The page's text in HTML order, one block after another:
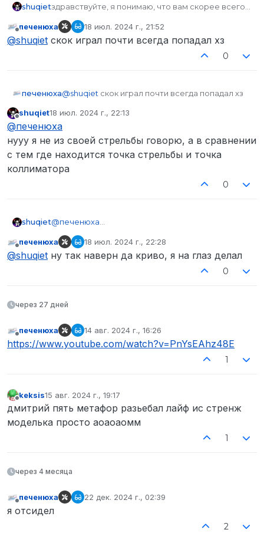
shuqietздравствуйте, я понимаю, что вам скорее всего
Не в сети
печенюха 18 июл. 2024 г., 21:52
отредактировано
@shuqiet скок играл почти всегда попадал хз
0
печенюха@shuqiet скок играл почти всегда попадал хз
shuqiet18 июл. 2024 г., 22:13
отредактировано
@печенюха
нууу я не из своей стрельбы говорю, а в сравнении
с тем где находится точка стрельбы и точка
коллиматора
0
shuqiet@печенюха
сравнении с тем где находится точка стрельбы и
точка коллиматора
Не в сети
печенюха 18 июл. 2024 г., 22:28
отредактировано
@shuqiet ну так наверн да криво, я на глаз делал
0
через 27 дней
Не в сети
печенюха 14 авг. 2024 г., 16:26
отредактировано
https://www.youtube.com/watch?v=PnYsEAhz48E
1
Не в сети
keksis15 авг. 2024 г., 19:17
отредактировано
дмитрий пять метафор разьебал лайф ис стренж
моделька просто аоаоаомм
1
через 4 месяца
печенюха 22 дек. 2024 г., 02:39
отредактировано
я отсидел
2